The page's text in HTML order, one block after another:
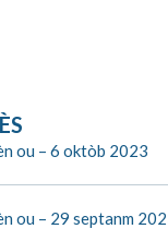
ou – 6 oktòb 2023
ou – 29 septanm